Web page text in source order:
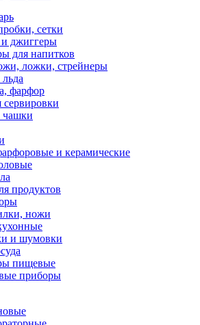
сетки
джиггеры
для напитков
ложки, стрейнеры
фарфор
сервировки
и керамические
продуктов
ножи
и шумовки
пищевые
приборы